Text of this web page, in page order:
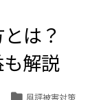
は？
解説
風評被害対策